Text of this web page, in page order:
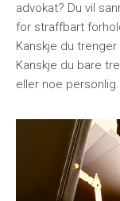
advokat? Du vil
for straffbart
Kanskje du
Kanskje du bare
eller noe